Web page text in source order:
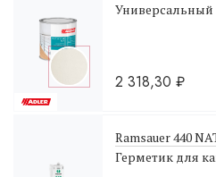
Универсальный
2 318,30 ₽
Ramsauer 440
Герметик для